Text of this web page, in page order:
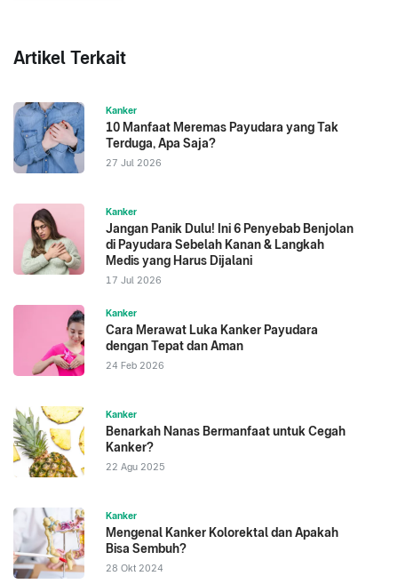
Artikel Terkait
Kanker
10 Manfaat Meremas Payudara yang Tak
Terduga, Apa Saja?
27 Jul 2026
Kanker
Jangan Panik Dulu! Ini 6 Penyebab Benjolan
di Payudara Sebelah Kanan & Langkah
Medis yang Harus Dijalani
17 Jul 2026
Kanker
Cara Merawat Luka Kanker Payudara
dengan Tepat dan Aman
24 Feb 2026
Kanker
Benarkah Nanas Bermanfaat untuk Cegah
Kanker?
22 Agu 2025
Kanker
Mengenal Kanker Kolorektal dan Apakah
Bisa Sembuh?
28 Okt 2024